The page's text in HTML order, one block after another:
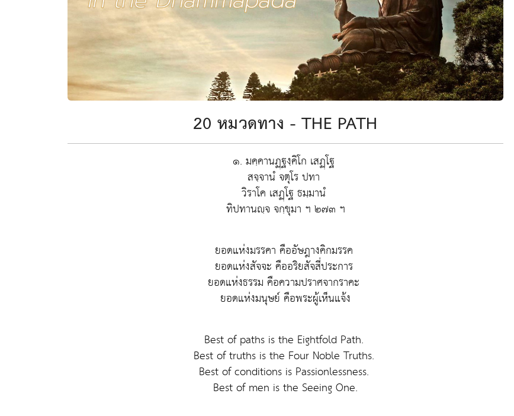
20 หมวดทาง - THE PATH
๑. มคฺคานฏฺฐงฺคิโก เสฏฺโฐ
สจฺจานํ จตุโร ปทา
วิราโค เสฏฺโฐ ธมฺมานํ
ทิปทานญฺจ จกฺขุมา ฯ ๒๗๓ ฯ
ยอดแห่งมรรคา คืออัษฎางคิกมรรค
ยอดแห่งสัจจะ คืออริยสัจสี่ประการ
ยอดแห่งธรรม คือความปราศจากราคะ
ยอดแห่งมนุษย์ คือพระผู้เห็นแจ้ง
Best of paths is the Eightfold Path.
Best of truths is the Four Noble Truths.
Best of conditions is Passionlessness.
Best of men is the Seeing One.